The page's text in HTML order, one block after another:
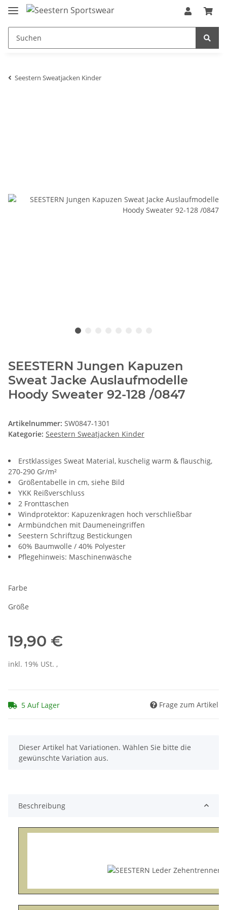
Seestern Sweatjacken Kinder
SEESTERN Jungen Kapuzen
Sweat Jacke Auslaufmodelle
Hoody Sweater 92-128 /0847
Artikelnummer: SW0847-1301
Kategorie: Seestern Sweatjacken Kinder
Erstklassiges Sweat Material, kuschelig warm & flauschig,
270-290 Gr/m²
Größentabelle in cm, siehe Bild
YKK Reißverschluss
2 Fronttaschen
Windprotektor: Kapuzenkragen hoch verschließbar
Armbündchen mit Daumeneingriffen
Seestern Schriftzug Bestickungen
60% Baumwolle / 40% Polyester
Pflegehinweis: Maschinenwäsche
Farbe
Größe
19,90 €
inkl. 19% USt. ,
5 Auf Lager Frage zum Artikel
x
Dieser Artikel hat Variationen. Wählen Sie bitte die
gewünschte Variation aus.
Beschreibung